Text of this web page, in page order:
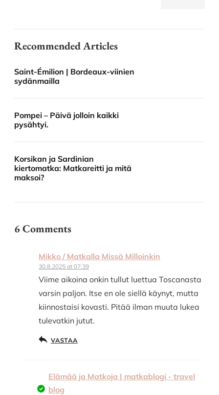
Recommended Articles
Saint-Émilion | Bordeaux-viinien
sydänmailla
Pompei – Päivä jolloin kaikki
pysähtyi.
Korsikan ja Sardinian
kiertomatka: Matkareitti ja mitä
maksoi?
6 Comments
Mikko / Matkalla Missä Milloinkin
30.8.2025 at 07:39
Viime aikoina onkin tullut luettua Toscanasta
varsin paljon. Itse en ole siellä käynyt, mutta
kiinnostaisi kovasti. Pitää ilman muuta lukea
tulevatkin jutut.
VASTAA
Elämää ja Matkoja | matkablogi - travel
blog